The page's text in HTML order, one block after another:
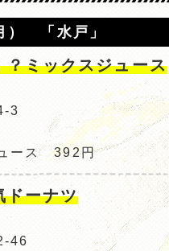
） 「水戸」
？ミックスジュース
3
ュース 392円
ドーナツ
46